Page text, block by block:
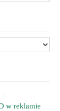
–
w reklamie